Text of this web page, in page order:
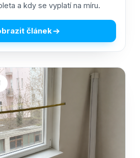
a kdy se vyplatí na míru.
článek